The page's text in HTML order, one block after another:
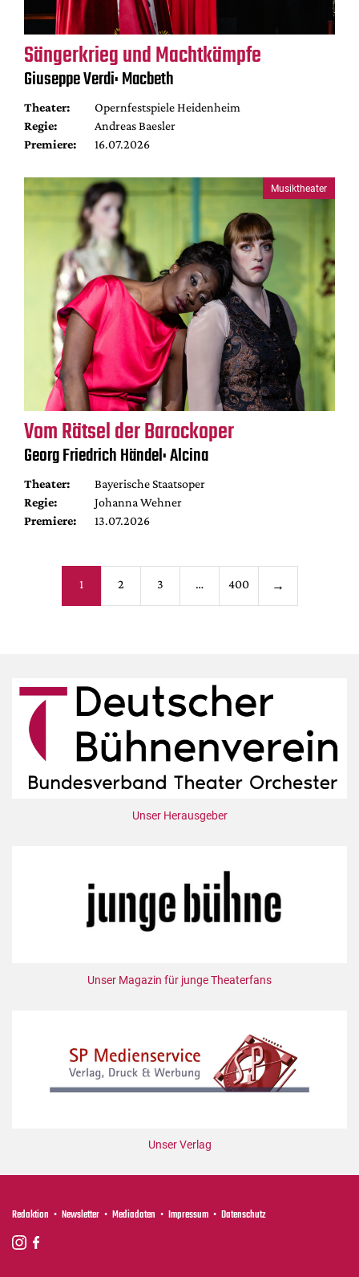
Sängerkrieg und Machtkämpfe
Giuseppe Verdi: Macbeth
Theater:
Opernfestspiele Heidenheim
Regie:
Andreas Baesler
Premiere:
16.07.2026
Musiktheater
Vom Rätsel der Barockoper
Georg Friedrich Händel: Alcina
Theater:
Bayerische Staatsoper
Regie:
Johanna Wehner
Premiere:
13.07.2026
der
1 2 3 … 400 →
Unser Herausgeber
Unser Magazin für junge Theaterfans
Unser Verlag
Redaktion Newsletter Mediadaten Impressum Datenschutz